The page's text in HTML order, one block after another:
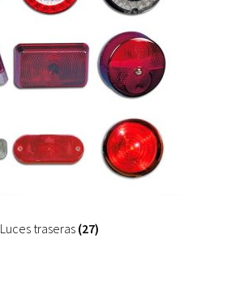
Luces traseras (27)